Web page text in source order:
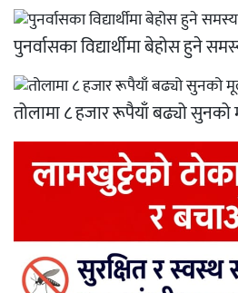
पुनर्वासका विद्यार्थीमा बेहोस हुने
तोलामा ८ हजार रूपैयाँ बढ्यो